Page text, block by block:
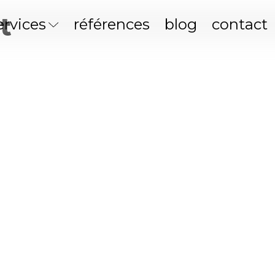
références blog contact